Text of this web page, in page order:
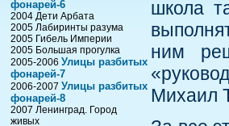
фонарей-6
2004 Дети Арбата
2005 Лабиринты разума
2005 Гибель Империи
2005 Большая прогулка
2005-2006 Улицы разбитых
фонарей-7
2006-2007 Улицы разбитых
фонарей-8
2007 Ленинград. Город
живых
школа
ним
Михаил